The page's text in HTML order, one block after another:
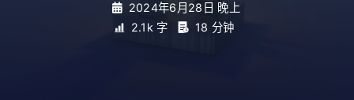
2024年6月28日 晚上
2.1k 字
18 分钟